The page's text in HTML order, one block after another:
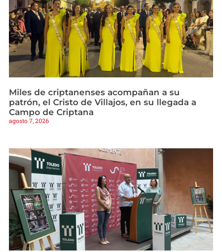
Miles de criptanenses acompañan a su
patrón, el Cristo de Villajos, en su llegada a
Campo de Criptana
agosto 7, 2026